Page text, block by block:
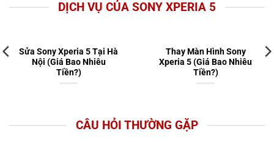
DỊCH VỤ CỦA SONY XPERIA 5
Sửa Sony Xperia 5 Tại Hà
Nội (Giá Bao Nhiêu
Tiền?)
Thay Màn Hình Sony
Xperia 5 (Giá Bao Nhiêu
Tiền?)
CÂU HỎI THƯỜNG GẶP